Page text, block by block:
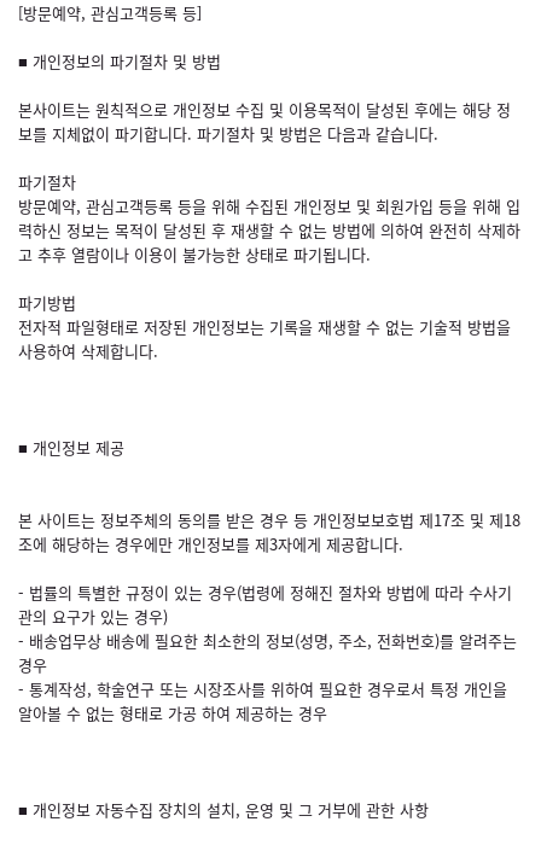
[방문예약, 관심고객등록 등]
■ 개인정보의 파기절차 및 방법
본사이트는 원칙적으로 개인정보 수집 및 이용목적이 달성된 후에는 해당 정
보를 지체없이 파기합니다. 파기절차 및 방법은 다음과 같습니다.
파기절차
방문예약, 관심고객등록 등을 위해 수집된 개인정보 및 회원가입 등을 위해 입
력하신 정보는 목적이 달성된 후 재생할 수 없는 방법에 의하여 완전히 삭제하
고 추후 열람이나 이용이 불가능한 상태로 파기됩니다.
파기방법
전자적 파일형태로 저장된 개인정보는 기록을 재생할 수 없는 기술적 방법을
사용하여 삭제합니다.
■ 개인정보 제공
본 사이트는 정보주체의 동의를 받은 경우 등 개인정보보호법 제17조 및 제18
조에 해당하는 경우에만 개인정보를 제3자에게 제공합니다.
- 법률의 특별한 규정이 있는 경우(법령에 정해진 절차와 방법에 따라 수사기
관의 요구가 있는 경우)
- 배송업무상 배송에 필요한 최소한의 정보(성명, 주소, 전화번호)를 알려주는
경우
- 통계작성, 학술연구 또는 시장조사를 위하여 필요한 경우로서 특정 개인을
알아볼 수 없는 형태로 가공 하여 제공하는 경우
■ 개인정보 자동수집 장치의 설치, 운영 및 그 거부에 관한 사항